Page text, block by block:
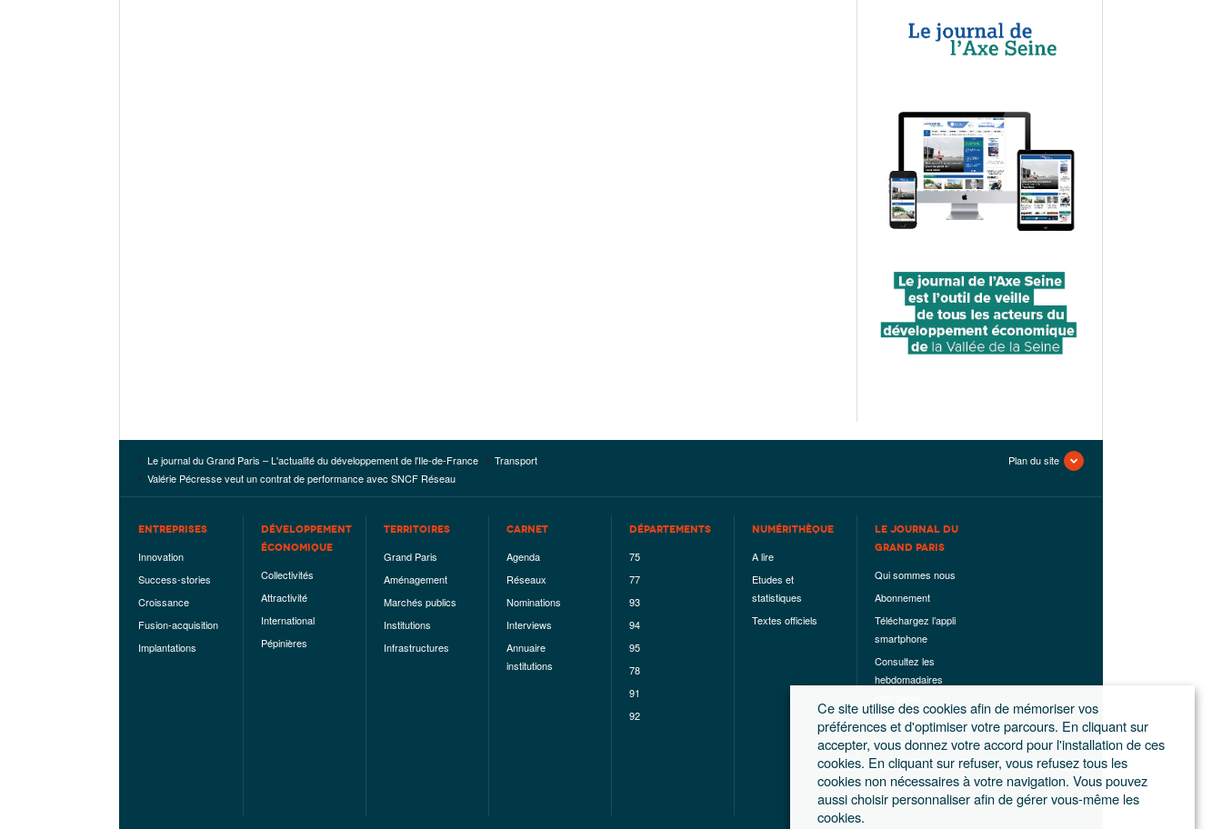
Le journal du Grand Paris – L'actualité du développement de l'Ile-de-France
Transport
Valérie Pécresse veut un contrat de performance avec SNCF Réseau
Plan du site
ENTREPRISES
Innovation
Success-stories
Croissance
Fusion-acquisition
Implantations
DÉVELOPPEMENT
ÉCONOMIQUE
Collectivités
Attractivité
International
Pépinières
TERRITOIRES
Grand Paris
Aménagement
Marchés publics
Institutions
Infrastructures
CARNET
Agenda
Réseaux
Nominations
Interviews
Annuaire
institutions
DÉPARTEMENTS
75
77
93
94
95
78
91
92
NUMÉRITHÈQUE
A lire
Etudes et
statistiques
Textes officiels
LE JOURNAL DU
GRAND PARIS
Qui sommes nous
Abonnement
Téléchargez l’appli
smartphone
Consultez les
hebdomadaires
Les hors-séries
Mentions légales
Conditions
générales de
ventes
Ce site utilise des cookies afin de mémoriser vos
préférences et d'optimiser votre parcours. En cliquant sur
accepter, vous donnez votre accord pour l'installation de ces
cookies. En cliquant sur refuser, vous refusez tous les
cookies non nécessaires à votre navigation. Vous pouvez
aussi choisir personnaliser afin de gérer vous-même les
cookies.